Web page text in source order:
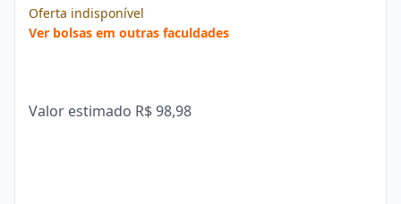
Oferta indisponível
Ver bolsas em outras faculdades
Valor estimado R$ 98,98